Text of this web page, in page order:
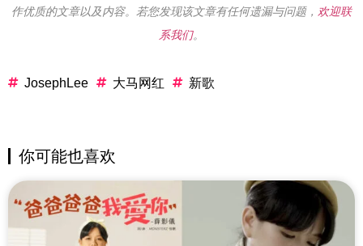
作优质的文章以及内容。若您发现该文章有任何遗漏与问题， 欢迎联
系我们。
JosephLee 大马网红 新歌
你可能也喜欢